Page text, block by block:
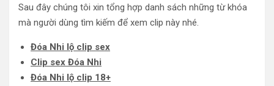
Sau đây chúng tôi xin tổng hợp danh sách những từ khóa
mà người dùng tìm kiếm để xem clip này nhé.
Đóa Nhi lộ clip sex
Clip sex Đóa Nhi
Đóa Nhi lộ clip 18+